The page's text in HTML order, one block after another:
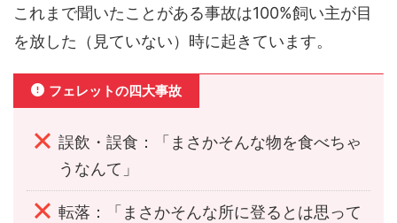
これまで聞いたことがある事故は100%飼い主が目
を放した（見ていない）時に起きています。
フェレットの四大事故
誤飲・誤食：「まさかそんな物を食べちゃ
うなんて」
転落：「まさかそんな所に登るとは思って